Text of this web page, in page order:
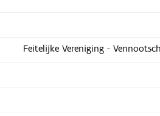
Feitelijke Vereniging -